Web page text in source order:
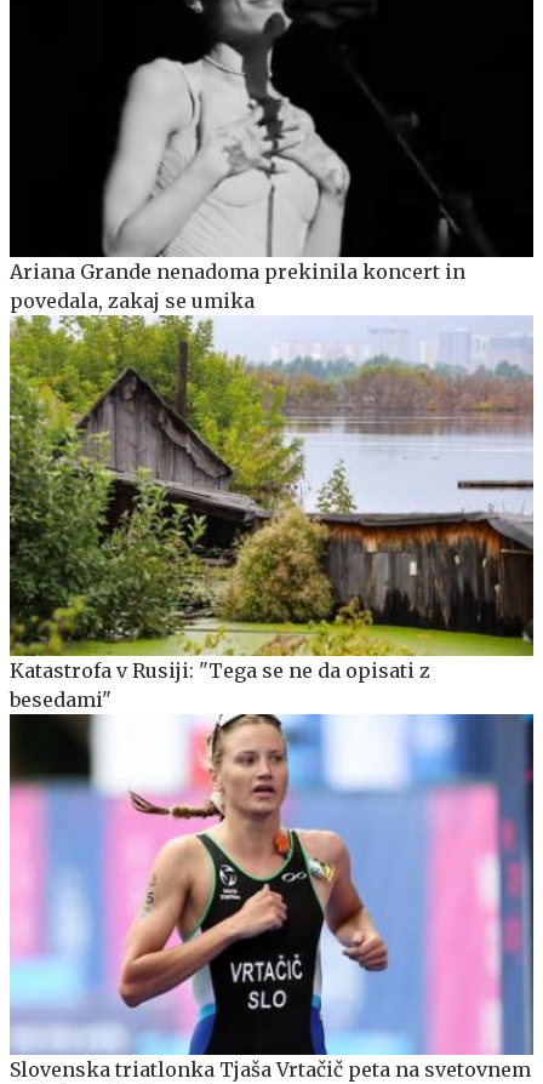
Ariana Grande nenadoma prekinila koncert in
povedala, zakaj se umika
Katastrofa v Rusiji: "Tega se ne da opisati z
besedami"
Slovenska triatlonka Tjaša Vrtačič peta na svetovnem